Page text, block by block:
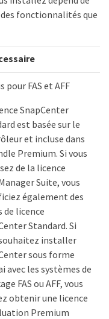
fonctionnalités que
pour FAS et AFF
SnapCenter
est basée sur le
et incluse dans
Premium. Si vous
de la licence
Suite, vous
également des
de licence
Standard. Si
installer
sous forme
avec les systèmes de
FAS ou AFF, vous
obtenir une licence
Premium